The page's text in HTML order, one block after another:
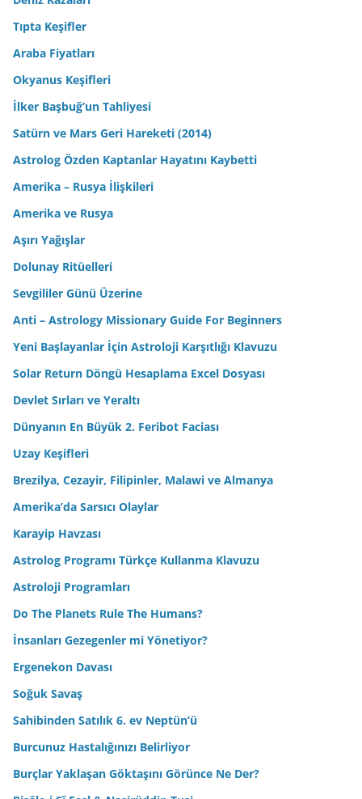
Tıpta Keşifler
Araba Fiyatları
Okyanus Keşifleri
İlker Başbuğ’un Tahliyesi
Satürn ve Mars Geri Hareketi (2014)
Astrolog Özden Kaptanlar Hayatını Kaybetti
Amerika – Rusya İlişkileri
Amerika ve Rusya
Aşırı Yağışlar
Dolunay Ritüelleri
Sevgililer Günü Üzerine
Anti – Astrology Missionary Guide For Beginners
Yeni Başlayanlar İçin Astroloji Karşıtlığı Klavuzu
Solar Return Döngü Hesaplama Excel Dosyası
Devlet Sırları ve Yeraltı
Dünyanın En Büyük 2. Feribot Faciası
Uzay Keşifleri
Brezilya, Cezayir, Filipinler, Malawi ve Almanya
Amerika’da Sarsıcı Olaylar
Karayip Havzası
Astrolog Programı Türkçe Kullanma Klavuzu
Astroloji Programları
Do The Planets Rule The Humans?
İnsanları Gezegenler mi Yönetiyor?
Ergenekon Davası
Soğuk Savaş
Sahibinden Satılık 6. ev Neptün’ü
Burcunuz Hastalığınızı Belirliyor
Burçlar Yaklaşan Göktaşını Görünce Ne Der?